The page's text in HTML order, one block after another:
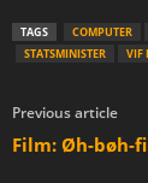
TAGS COMPUTER
STATSMINISTER
VIF
Previous article
Film: Øh-bøh-